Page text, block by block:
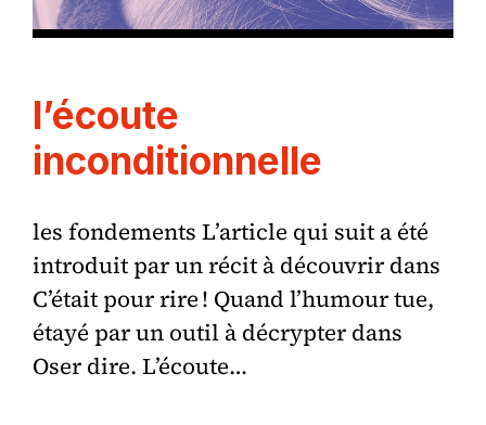
l’écoute
inconditionnelle
les fondements L’article qui suit a été
introduit par un récit à découvrir dans
C’était pour rire ! Quand l’humour tue,
étayé par un outil à décrypter dans
Oser dire. L’écoute…